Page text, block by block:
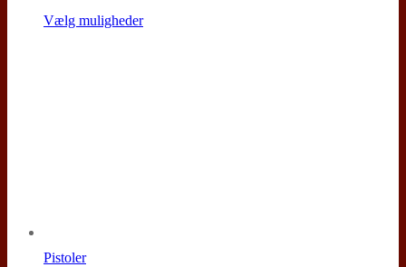
Vælg mulighederDette
Pistoler